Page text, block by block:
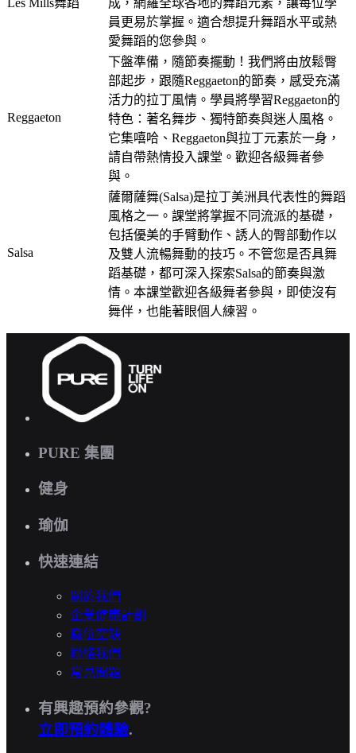
員更易於掌握。適合想提升舞蹈水平或熱
愛舞蹈的您參與。
Reggaeton
下盤準備，隨節奏擺動！我們將由放鬆臀
部起步，跟隨Reggaeton的節奏，感受充滿
活力的拉丁風情。學員將學習Reggaeton的
特色：著名舞步、獨特節奏與迷人風格。
它集嘻哈、Reggaeton與拉丁元素於一身，
請自帶熱情投入課堂。歡迎各級舞者參
與。
Salsa
薩爾薩舞(Salsa)是拉丁美洲具代表性的舞蹈
風格之一。課堂將掌握不同流派的基礎，
包括優美的手臂動作、誘人的臀部動作以
及雙人流暢舞動的技巧。不管您是否具舞
蹈基礎，都可深入探索Salsa的節奏與激
情。本課堂歡迎各級舞者參與，即使沒有
舞伴，也能著眼個人練習。
PURE 集團
健身
瑜伽
快速連結
關於我們
企業健康計劃
職位空缺
聯絡我們
常見問題
有興趣預約參觀?
立即預約體驗.